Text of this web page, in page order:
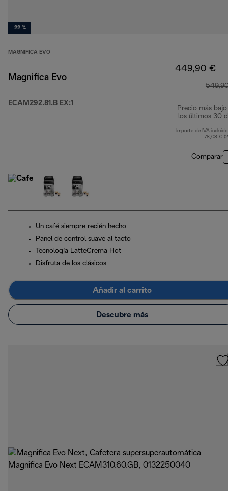
-22 %
MAGNIFICA EVO
Magnifica Evo
ECAM292.81.B EX:1
449,90 €
Precio más bajo
los últimos 30
Importe de IVA
78,08 €
Comparar
Un café siempre recién hecho
Panel de control suave al tacto
Tecnología LatteCrema Hot
Disfruta de los clásicos
Añadir al carrito
Descubre más